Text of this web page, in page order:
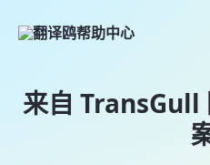
来自 TransGull